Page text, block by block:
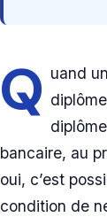
Q uand
bancaire, au
oui, c’est
condition de